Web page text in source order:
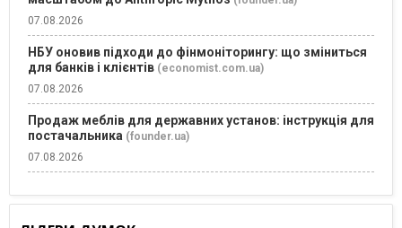
07.08.2026
НБУ оновив підходи до фінмоніторингу: що зміниться
для банків і клієнтів (economist.com.ua)
07.08.2026
Продаж меблів для державних установ: інструкція для
постачальника (founder.ua)
07.08.2026